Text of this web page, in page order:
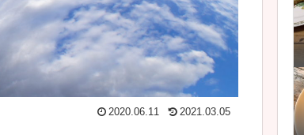
2020.06.11 2021.03.05